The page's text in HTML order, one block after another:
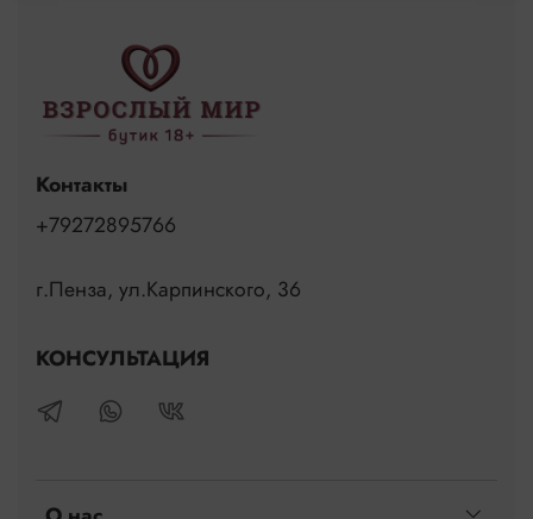
Контакты
+79272895766
г.Пенза, ул.Карпинского, 36
КОНСУЛЬТАЦИЯ